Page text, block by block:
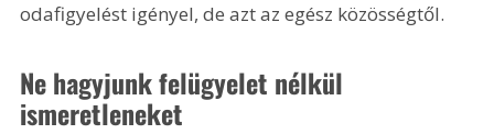
odafigyelést igényel, de azt az egész közösségtől.
Ne hagyjunk felügyelet nélkül
ismeretleneket